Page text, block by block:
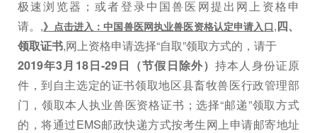
极速浏览器；或者登录中国兽医网提出网上资格申
请。,》点击进入：中国兽医网执业兽医资格认定申请入口,四、
领取证书,网上资格申请选择“自取”领取方式的，请于
2019年3月18日-29日（节假日除外）持本人身份证原
件，到自主选定的证书领取地区县畜牧兽医行政管理部
门，领取本人执业兽医资格证书；选择“邮递”领取方式
的，将通过EMS邮政快递方式按考生网上申请邮寄地址